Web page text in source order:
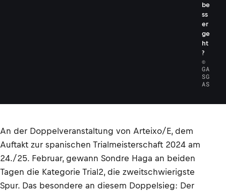
be
ss
er
ge
ht
?
©
GA
SG
AS
An der Doppelveranstaltung von Arteixo/E, dem
Auftakt zur spanischen Trialmeisterschaft 2024 am
24./25. Februar, gewann Sondre Haga an beiden
Tagen die Kategorie Trial2, die zweitschwierigste
Spur. Das besondere an diesem Doppelsieg: Der